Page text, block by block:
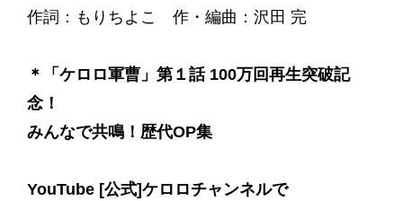
作詞：もりちよこ 作・編曲：沢田 完
＊
「ケロロ軍曹」第１話 100万回再生突破記
念！
みんなで共鳴！歴代OP集
YouTube [公式]ケロロチャンネルで